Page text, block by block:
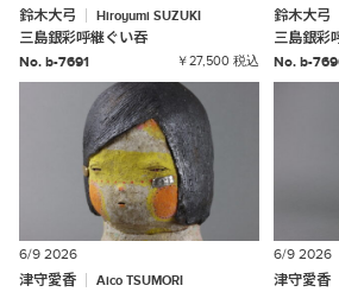
鈴木大弓
Hiroyumi SUZUKI
三島銀彩呼継ぐい吞
No. b-7691
￥27,500 税込
鈴木大弓
三島銀彩
No. b-
6/9 2026
津守愛香
Aico TSUMORI
6/9 2026
津守愛香